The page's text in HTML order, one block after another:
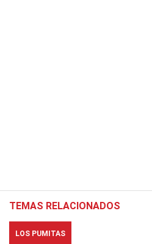
TEMAS RELACIONADOS
LOS PUMITAS